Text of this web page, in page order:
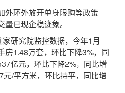
环外放开单身限购等政策
已现企稳迹象。
研究院监控数据，今年1月
房1.48万套，环比下降3%，同
亿元，环比下降2%，同比增
/平方米，环比持平，同比增